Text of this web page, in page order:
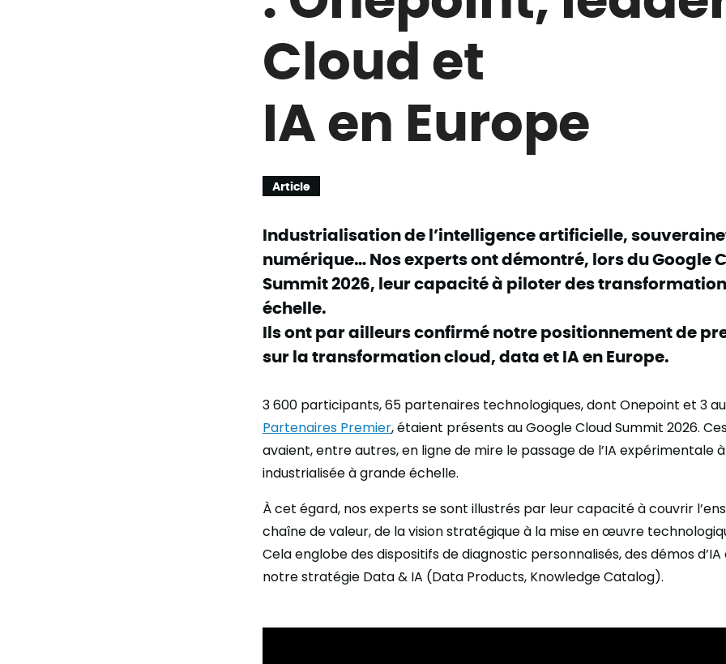
Cloud et
IA en Europe
Article
Industrialisation de l’intelligence artificielle,
numérique… Nos experts ont démontré, lors du Google
Summit 2026, leur capacité à piloter des
échelle.
Ils ont par ailleurs confirmé notre positionnement de
sur la transformation cloud, data et IA en Europe.
3 600 participants, 65 partenaires technologiques, dont Onepoint et 3
Partenaires Premier, étaient présents au Google Cloud Summit 2026.
avaient, entre autres, en ligne de mire le passage de l’IA expérimentale
industrialisée à grande échelle.
À cet égard, nos experts se sont illustrés par leur capacité à couvrir
chaîne de valeur, de la vision stratégique à la mise en œuvre
Cela englobe des dispositifs de diagnostic personnalisés, des démos
notre stratégie Data & IA (Data Products, Knowledge Catalog).